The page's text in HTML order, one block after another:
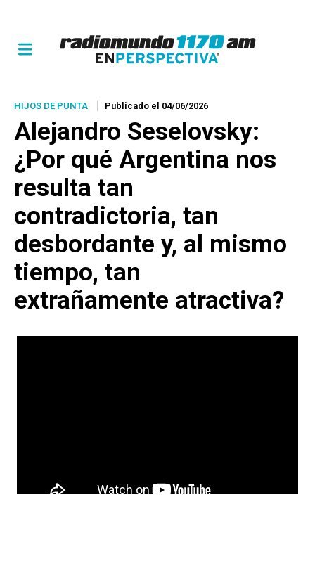
HIJOS DE PUNTA Publicado el 04/06/2026
Alejandro Seselovsky:
¿Por qué Argentina nos
resulta tan
contradictoria, tan
desbordante y, al mismo
tiempo, tan
extrañamente atractiva?